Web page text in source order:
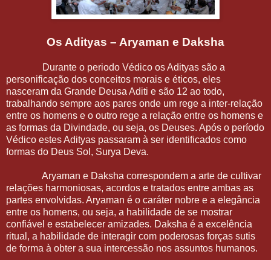
Os Adityas – Aryaman e Daksha
Durante o periodo Védico os Adityas são a
personificação dos conceitos morais e éticos, eles
nasceram da Grande Deusa Aditi e são 12 ao todo,
trabalhando sempre aos pares onde um rege a inter-relação
entre os homens e o outro rege a relação entre os homens e
as formas da Divindade, ou seja, os Deuses. Após o período
Védico estes Adityas passaram à ser identificados como
formas do Deus Sol, Surya Deva.
Aryaman e Daksha correspondem a arte de cultivar
relações harmoniosas, acordos e tratados entre ambas as
partes envolvidas. Aryaman é o caráter nobre e a elegância
entre os homens, ou seja, a habilidade de se mostrar
confiável e estabelecer amizades. Daksha é a excelência
ritual, a habilidade de interagir com poderosas forças sutis
de forma à obter a sua intercessão nos assuntos humanos.